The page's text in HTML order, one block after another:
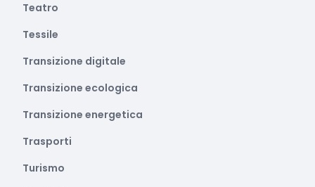
Teatro
Tessile
Transizione digitale
Transizione ecologica
Transizione energetica
Trasporti
Turismo